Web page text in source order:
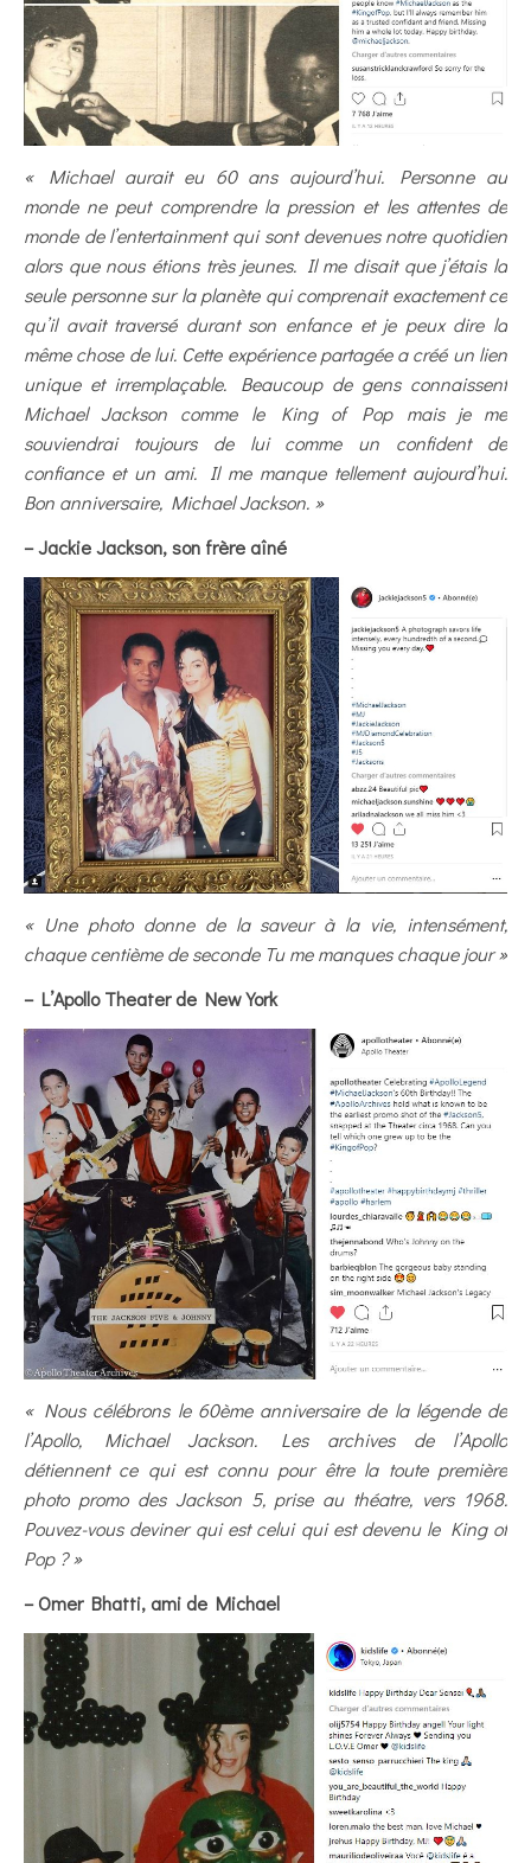
« Michael aurait eu 60 ans aujourd’hui. Personne au
monde ne peut comprendre la pression et les attentes de
monde de l’entertainment qui sont devenues notre quotidien
alors que nous étions très jeunes. Il me disait que j’étais la
seule personne sur la planète qui comprenait exactement ce
qu’il avait traversé durant son enfance et je peux dire la
même chose de lui. Cette expérience partagée a créé un lien
unique et irremplaçable. Beaucoup de gens connaissent
Michael Jackson comme le King of Pop mais je me
souviendrai toujours de lui comme un confident de
confiance et un ami. Il me manque tellement aujourd’hui.
Bon anniversaire, Michael Jackson. »
– Jackie Jackson, son frère aîné
« Une photo donne de la saveur à la vie, intensément,
chaque centième de seconde Tu me manques chaque jour »
– L’Apollo Theater de New York
« Nous célébrons le 60ème anniversaire de la légende de
l’Apollo, Michael Jackson. Les archives de l’Apollo
détiennent ce qui est connu pour être la toute première
photo promo des Jackson 5, prise au théatre, vers 1968.
Pouvez-vous deviner qui est celui qui est devenu le King of
Pop ? »
– Omer Bhatti, ami de Michael